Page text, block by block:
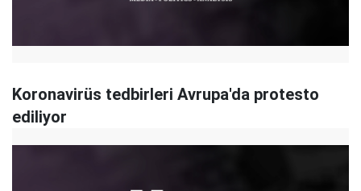
Koronavirüs tedbirleri Avrupa'da protesto
ediliyor